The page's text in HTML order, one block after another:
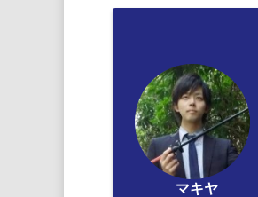
マキヤ